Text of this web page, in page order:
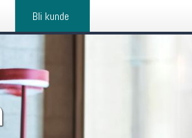
Bli kunde